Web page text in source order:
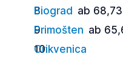
Biograd ab
Primošten ab
Crikvenica